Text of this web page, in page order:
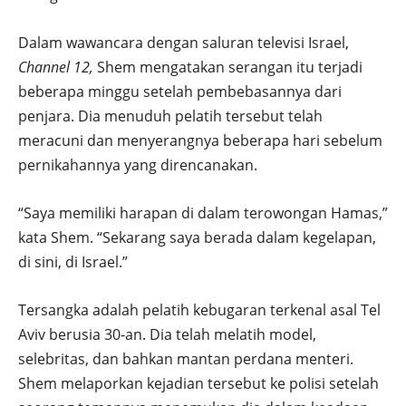
Dalam wawancara dengan saluran televisi Israel,
Channel 12, Shem mengatakan serangan itu terjadi
beberapa minggu setelah pembebasannya dari
penjara. Dia menuduh pelatih tersebut telah
meracuni dan menyerangnya beberapa hari sebelum
pernikahannya yang direncanakan.
“Saya memiliki harapan di dalam terowongan Hamas,”
kata Shem. “Sekarang saya berada dalam kegelapan,
di sini, di Israel.”
Tersangka adalah pelatih kebugaran terkenal asal Tel
Aviv berusia 30-an. Dia telah melatih model,
selebritas, dan bahkan mantan perdana menteri.
Shem melaporkan kejadian tersebut ke polisi setelah